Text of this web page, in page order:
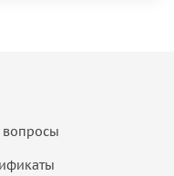
вопросы